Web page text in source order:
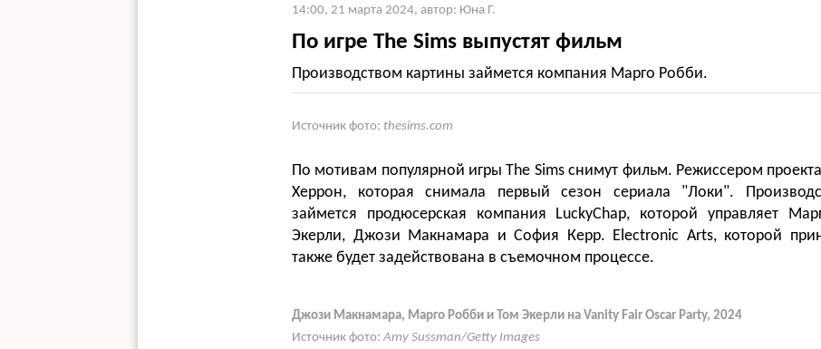
14:00, 21 марта 2024, автор: Юна Г.
По игре The Sims выпустят фильм
Производством картины займется компания Марго Робби.
Источник фото: thesims.com
По мотивам популярной игры The Sims снимут фильм. Режиссером
Херрон, которая снимала первый сезон сериала "Локи".
займется продюсерская компания LuckyChap, которой управляет
Экерли, Джози Макнамара и София Керр. Electronic Arts, которой
также будет задействована в съемочном процессе.
Джози Макнамара, Марго Робби и Том Экерли на Vanity Fair Oscar Party, 2024
Источник фото: Amy Sussman/Getty Images